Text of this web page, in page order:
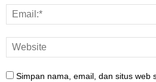
Simpan nama, email, dan situs web